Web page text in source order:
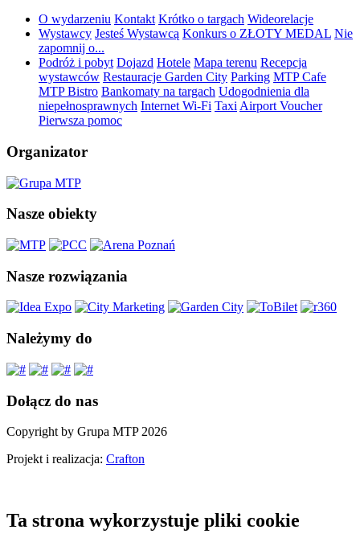
O wydarzeniu Kontakt Krótko o targach Wideorelacje
Wystawcy Jesteś Wystawcą Konkurs o ZŁOTY MEDAL Nie
zapomnij o...
Podróż i pobyt Dojazd Hotele Mapa terenu Recepcja
wystawców Restauracje Garden City Parking MTP Cafe
MTP Bistro Bankomaty na targach Udogodnienia dla
niepełnosprawnych Internet Wi-Fi Taxi Airport Voucher
Pierwsza pomoc
Organizator
Nasze obiekty
Nasze rozwiązania
Należymy do
Dołącz do nas
Copyright by Grupa MTP 2026
Projekt i realizacja: Crafton
Ta strona wykorzystuje pliki cookie